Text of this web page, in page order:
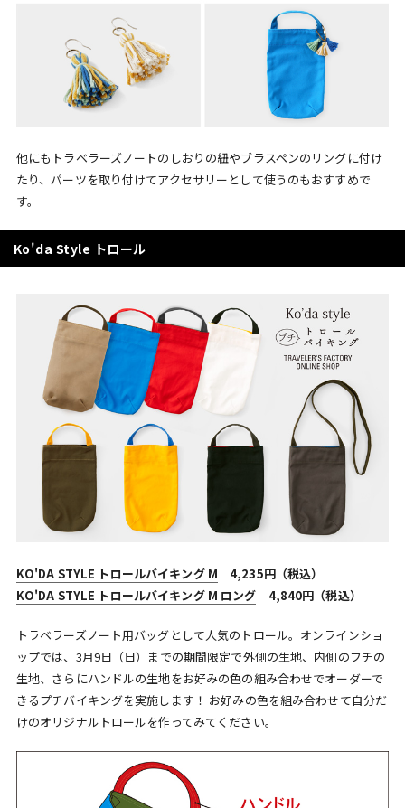
他にもトラベラーズノートのしおりの紐やブラスペンのリングに付け
たり、パーツを取り付けてアクセサリーとして使うのもおすすめで
す。
Ko'da Style トロール
KO'DA STYLE トロールバイキング M 4,235円（税込）
KO'DA STYLE トロールバイキング M ロング 4,840円（税込）
トラベラーズノート用バッグとして人気のトロール。オンラインショ
ップでは、3月9日（日）までの期間限定で外側の生地、内側のフチの
生地、さらにハンドルの生地をお好みの色の組み合わせでオーダーで
きるプチバイキングを実施します！ お好みの色を組み合わせて自分だ
けのオリジナルトロールを作ってみてください。